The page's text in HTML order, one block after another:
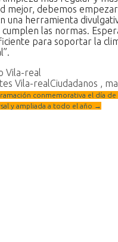
mejor, debemos
una herramienta
las normas.
para soportar la
Vila-real
Vila-realCiudadanos ,
conmemorativa el día de
y ampliada a todo el año →